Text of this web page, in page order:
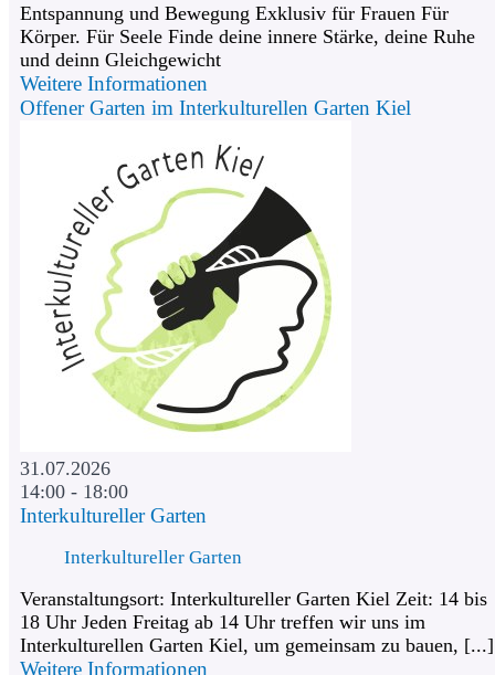
Entspannung und Bewegung Exklusiv für Frauen Für
Körper. Für Seele Finde deine innere Stärke, deine Ruhe
und deinn Gleichgewicht
Weitere Informationen
Offener Garten im Interkulturellen Garten Kiel
31.07.2026
14:00 - 18:00
Interkultureller Garten
Interkultureller Garten
Veranstaltungsort: Interkultureller Garten Kiel Zeit: 14 bis
18 Uhr Jeden Freitag ab 14 Uhr treffen wir uns im
Interkulturellen Garten Kiel, um gemeinsam zu bauen, [...]
Weitere Informationen